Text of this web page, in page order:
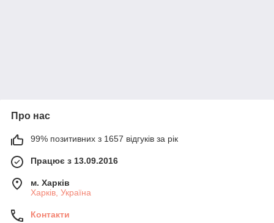
Про нас
99% позитивних з 1657 відгуків за рік
Працює з 13.09.2016
м. Харків
Харків, Україна
Контакти